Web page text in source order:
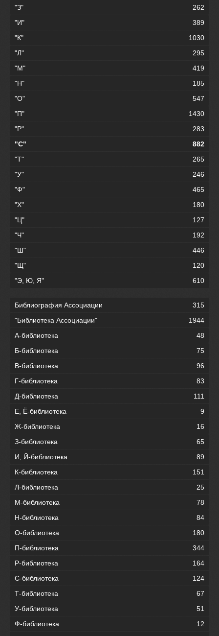
"З"
262
"И"
389
"К"
1030
"Л"
295
"М"
419
"Н"
185
"О"
547
"П"
1430
"Р"
283
"С"
882
"Т"
265
"У"
246
"Ф"
465
"Х"
180
"Ц"
127
"Ч"
192
"Ш"
446
"Щ"
120
"Э, Ю, Я"
610
Библиография Ассоциации
315
"Библиотека Ассоциации"
1944
А-библиотека
48
Б-библиотека
75
В-библиотека
96
Г-библиотека
83
Д-библиотека
111
Е, Ё-библиотека
9
Ж-библиотека
16
З-библиотека
65
И, Й-библиотека
89
К-библиотека
151
Л-библиотека
25
М-библиотека
78
Н-библиотека
84
О-библиотека
180
П-библиотека
344
Р-библиотека
164
С-библиотека
124
Т-библиотека
67
У-библиотека
51
Ф-библиотека
12